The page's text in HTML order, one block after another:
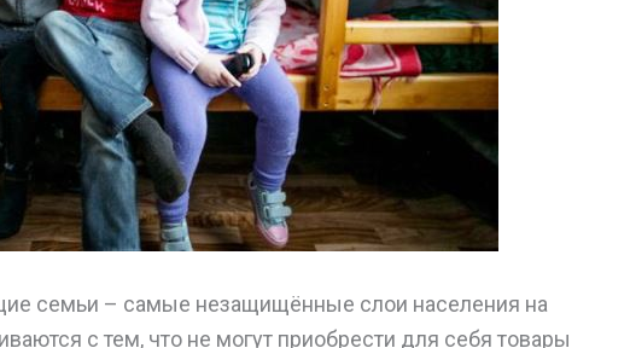
семьи – самые незащищённые слои населения на
с тем, что не могут приобрести для себя товары